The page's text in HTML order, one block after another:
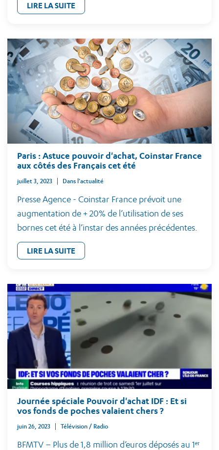
LIRE LA SUITE
Paris : Astuce pouvoir d'achat, Coinstar France
aux côtés des Français cet été
juillet 3, 2023 Dans l'actualité
Presse Agence - Coinstar France prévoit une
augmentation de + 20% de l’utilisation de ses
bornes cet été à l’instar des années précédentes.
LIRE LA SUITE
Journée spéciale Pouvoir d'achat IDF : Et si
vos fonds de poches valaient chers ?
juin 26, 2023 Télévision / Radio
BFMTV – Plus de 1,8 million d’euros déposés au 1ᵉʳ